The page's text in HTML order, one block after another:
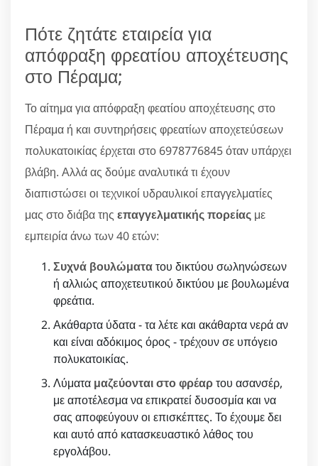
Πότε ζητάτε εταιρεία για
απόφραξη φρεατίου αποχέτευσης
στο Πέραμα;
Το αίτημα για απόφραξη φεατίου αποχέτευσης στο
Πέραμα ή και συντηρήσεις φρεατίων αποχετεύσεων
πολυκατοικίας έρχεται στο 6978776845 όταν υπάρχει
βλάβη. Αλλά ας δούμε αναλυτικά τι έχουν
διαπιστώσει οι τεχνικοί υδραυλικοί επαγγελματίες
μας στο διάβα της επαγγελματικής πορείας με
εμπειρία άνω των 40 ετών:
Συχνά βουλώματατου δικτύου σωληνώσεων
ή αλλιώς αποχετευτικού δικτύου με βουλωμένα
φρεάτια.
Ακάθαρτα ύδατα - τα λέτε και ακάθαρτα νερά αν
και είναι αδόκιμος όρος - τρέχουν σε υπόγειο
πολυκατοικίας.
Λύματα μαζεύονται στο φρέαρτου ασανσέρ,
με αποτέλεσμα να επικρατεί δυσοσμία και να
σας αποφεύγουν οι επισκέπτες. Το έχουμε δει
και αυτό από κατασκευαστικό λάθος του
εργολάβου.